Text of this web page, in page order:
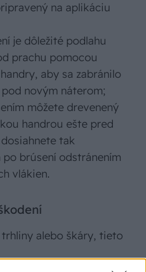
na aplikáciu
je dôležité podlahu
prachu pomocou
aby sa zabránilo
novým náterom;
môžete drevenený
handrou ešte pred
tak
brúsení odstránením
vlákien.
alebo škáry, tieto